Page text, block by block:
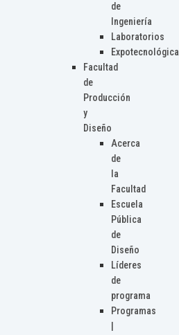
de
Ingeniería
Laboratorios
Expotecnológica
Facultad
de
Producción
y
Diseño
Acerca
de
la
Facultad
Escuela
Pública
de
Diseño
Líderes
de
programa
Programas